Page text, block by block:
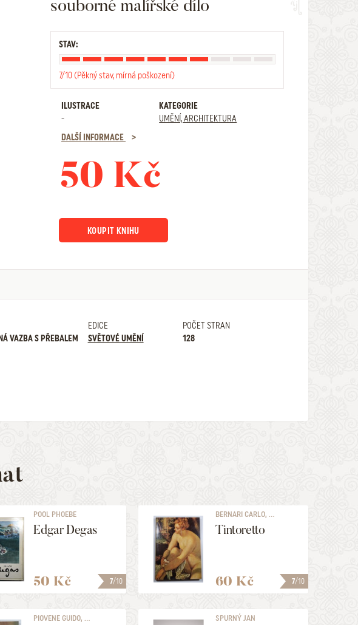
souborné malířské dílo
STAV:
7/10 (Pěkný stav, mírná poškození)
ILUSTRACE
-
KATEGORIE
UMĚNÍ, ARCHITEKTURA
DALŠÍ INFORMACE
50 Kč
KOUPIT KNIHU
VAZBA S PŘEBALEM
EDICE
SVĚTOVÉ UMĚNÍ
POČET STRAN
128
7/10
POOL PHOEBE
Edgar Degas
50 Kč 7/10
BERNARI CARLO, ...
Tintoretto
60 Kč
PIOVENE GUIDO, ... SPURNÝ JAN